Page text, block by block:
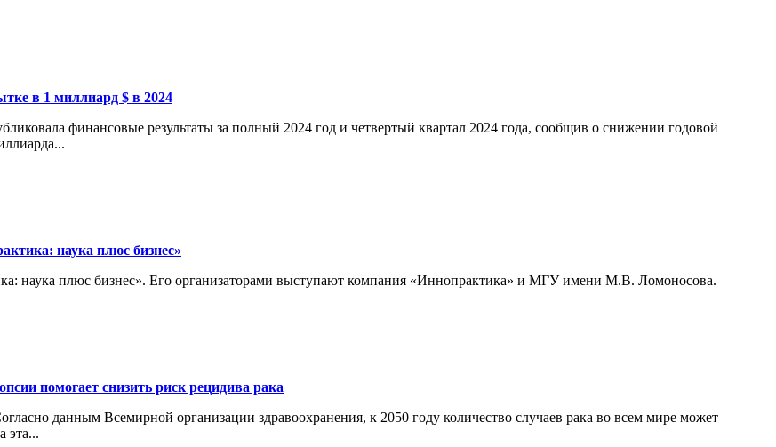
в 1 миллиард $ в 2024
финансовые результаты за полный 2024 год и четвертый квартал 2024 года, сообщив о снижении годовой
наука плюс бизнес»
наука плюс бизнес». Его организаторами выступают компания «Иннопрактика» и МГУ имени М.В. Ломоносова.
помогает снизить риск рецидива рака
данным Всемирной организации здравоохранения, к 2050 году количество случаев рака во всем мире может
эта...